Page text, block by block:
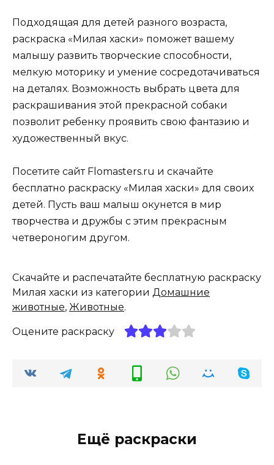
Подходящая для детей разного возраста,
раскраска «Милая хаски» поможет вашему
малышу развить творческие способности,
мелкую моторику и умение сосредотачиваться
на деталях. Возможность выбрать цвета для
раскрашивания этой прекрасной собаки
позволит ребенку проявить свою фантазию и
художественный вкус.
Посетите сайт Flomasters.ru и скачайте
бесплатно раскраску «Милая хаски» для своих
детей. Пусть ваш малыш окунется в мир
творчества и дружбы с этим прекрасным
четвероногим другом.
Скачайте и распечатайте бесплатную раскраску
Милая хаски из категории Домашние
животные, Животные.
Оцените раскраску
Ещё раскраски